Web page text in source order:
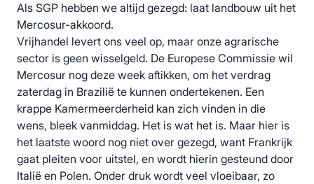
Als SGP hebben we altijd gezegd: laat landbouw uit het
Mercosur-akkoord.
Vrijhandel levert ons veel op, maar onze agrarische
sector is geen wisselgeld. De Europese Commissie wil
Mercosur nog deze week aftikken, om het verdrag
zaterdag in Brazilië te kunnen ondertekenen. Een
krappe Kamermeerderheid kan zich vinden in die
wens, bleek vanmiddag. Het is wat het is. Maar hier is
het laatste woord nog niet over gezegd, want Frankrijk
gaat pleiten voor uitstel, en wordt hierin gesteund door
Italië en Polen. Onder druk wordt veel vloeibaar, zo